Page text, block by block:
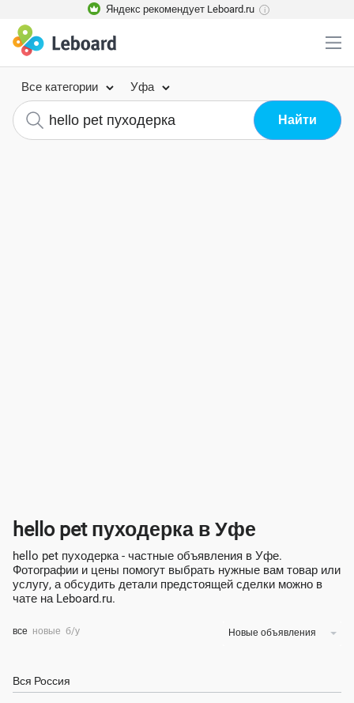
Яндекс рекомендует Leboard.ru i
Все категории Уфа
hello pet пуходерка в Уфе
hello pet пуходерка - частные объявления в Уфе.
Фотографии и цены помогут выбрать нужные вам товар или
услугу, а обсудить детали предстоящей сделки можно в
чате на Leboard.ru.
все новые б/у Новые объявления
Вся Россия
Экономия 100%